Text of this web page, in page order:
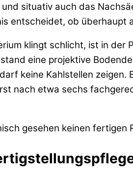
situativ auch das
entscheidet, ob überhaupt
klingt schlicht, ist in
eine projektive
keine Kahlstellen
nach etwa sechs
gesehen keinen